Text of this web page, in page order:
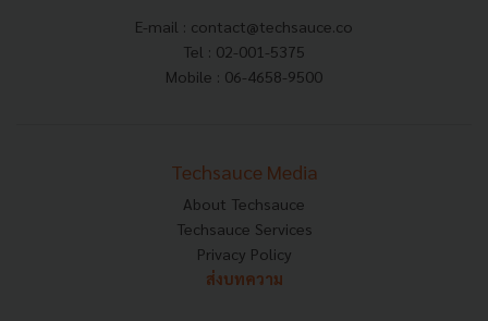
E-mail : contact@techsauce.co
Tel : 02-001-5375
Mobile : 06-4658-9500
Techsauce Media
About Techsauce
Techsauce Services
Privacy Policy
ส่งบทความ